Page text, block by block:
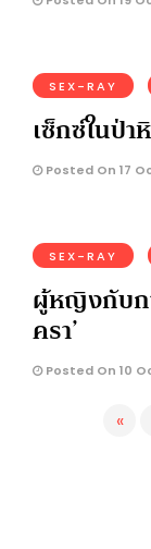
SEX-RAY
เซ็กซ์ในป่
Posted On 17
SEX-RAY
ผู้หญิงกับก
ครา’
Posted On 10
«